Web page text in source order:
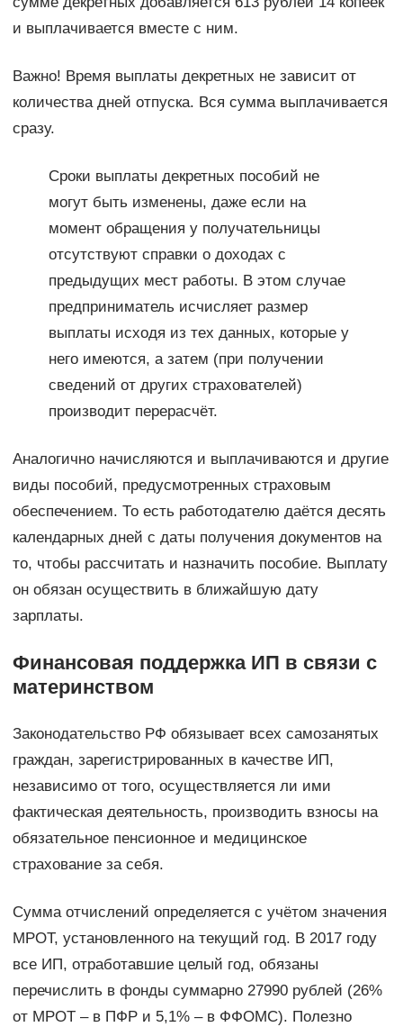
и выплачивается вместе с ним.
Важно! Время выплаты декретных не зависит от
количества дней отпуска. Вся сумма выплачивается
сразу.
Сроки выплаты декретных пособий не
могут быть изменены, даже если на
момент обращения у получательницы
отсутствуют справки о доходах с
предыдущих мест работы. В этом случае
предприниматель исчисляет размер
выплаты исходя из тех данных, которые у
него имеются, а затем (при получении
сведений от других страхователей)
производит перерасчёт.
Аналогично начисляются и выплачиваются и другие
виды пособий, предусмотренных страховым
обеспечением. То есть работодателю даётся десять
календарных дней с даты получения документов на
то, чтобы рассчитать и назначить пособие. Выплату
он обязан осуществить в ближайшую дату
зарплаты.
Финансовая поддержка ИП в связи с
материнством
Законодательство РФ обязывает всех самозанятых
граждан, зарегистрированных в качестве ИП,
независимо от того, осуществляется ли ими
фактическая деятельность, производить взносы на
обязательное пенсионное и медицинское
страхование за себя.
Сумма отчислений определяется с учётом значения
МРОТ, установленного на текущий год. В 2017 году
все ИП, отработавшие целый год, обязаны
перечислить в фонды суммарно 27990 рублей (26%
от МРОТ – в ПФР и 5,1% – в ФФОМС). Полезно